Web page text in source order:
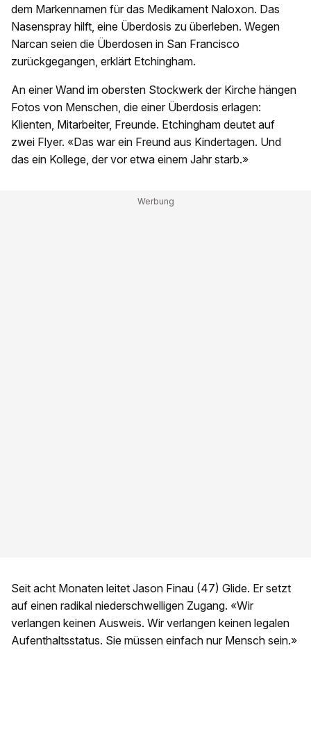
dem Markennamen für das Medikament Naloxon. Das
Nasenspray hilft, eine Überdosis zu überleben. Wegen
Narcan seien die Überdosen in San Francisco
zurückgegangen, erklärt Etchingham.
An einer Wand im obersten Stockwerk der Kirche hängen
Fotos von Menschen, die einer Überdosis erlagen:
Klienten, Mitarbeiter, Freunde. Etchingham deutet auf
zwei Flyer. «Das war ein Freund aus Kindertagen. Und
das ein Kollege, der vor etwa einem Jahr starb.»
Seit acht Monaten leitet Jason Finau (47) Glide. Er setzt
auf einen radikal niederschwelligen Zugang. «Wir
verlangen keinen Ausweis. Wir verlangen keinen legalen
Aufenthaltsstatus. Sie müssen einfach nur Mensch sein.»